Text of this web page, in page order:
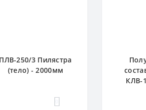
ПЛВ-250/3 Пилястра
(тело) - 2000мм
КЛВ-